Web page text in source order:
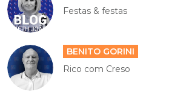
Festas & festas
BENITO GORINI
Rico com Creso